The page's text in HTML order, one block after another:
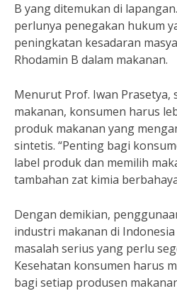
B yang ditemukan di
perlunya penegakan hukum
peningkatan kesadaran
Rhodamin B dalam makanan.
Menurut Prof. Iwan
makanan, konsumen harus
produk makanan yang
sintetis. “Penting bagi
label produk dan memilih
tambahan zat kimia
Dengan demikian,
industri makanan di
masalah serius yang perlu
Kesehatan konsumen harus
bagi setiap produsen